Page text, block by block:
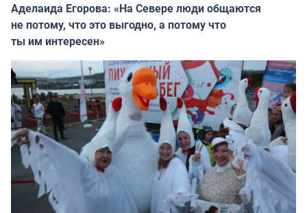
Аделаида Егорова: «На Севере люди общаются
не потому, что это выгодно, а потому что
ты им интересен»